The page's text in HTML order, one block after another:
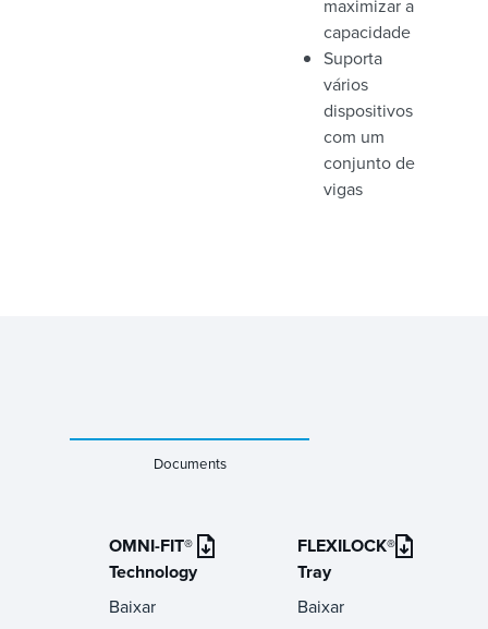
maximizar a
capacidade
Suporta
vários
dispositivos
com um
conjunto de
vigas
Documents
OMNI-FIT®
Technology
Baixar
FLEXILOCK®
Tray
Baixar